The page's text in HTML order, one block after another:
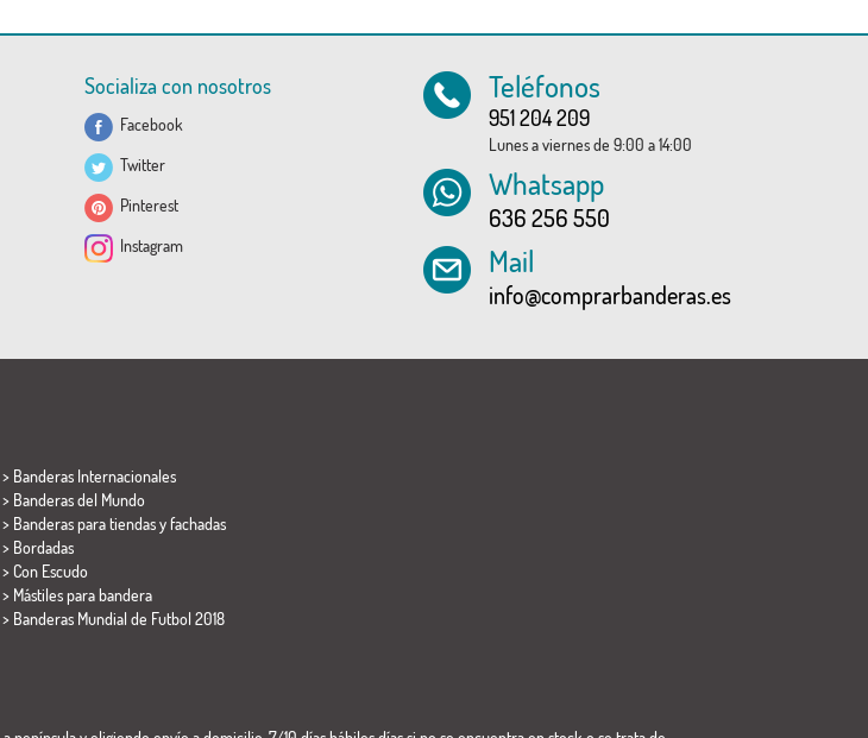
Socializa con nosotros
Facebook
Twitter
Pinterest
Instagram
Teléfonos
951 204 209
Lunes a viernes de 9:00 a 14:00
Whatsapp
636 256 550
Mail
info@comprarbanderas.es
> Banderas Internacionales
> Banderas del Mundo
> Banderas para tiendas y fachadas
> Bordadas
> Con Escudo
> Mástiles para bandera
> Banderas Mundial de Futbol 2018